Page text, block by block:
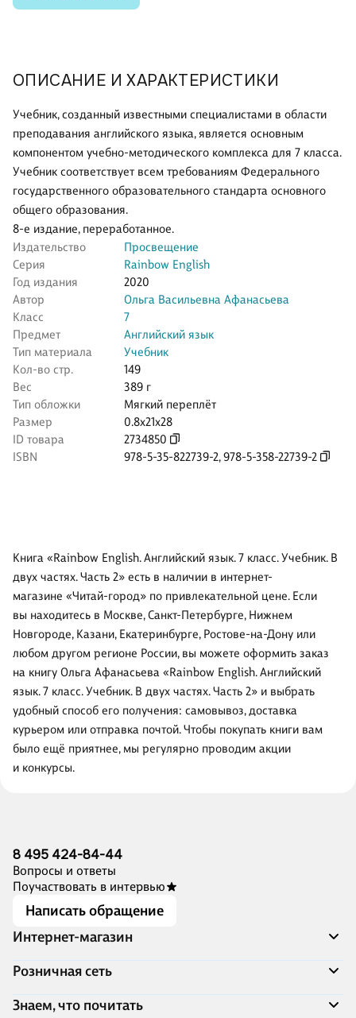
ОПИСАНИЕ И ХАРАКТЕРИСТИКИ
Учебник, созданный известными специалистами в области
преподавания английского языка, является основным
компонентом учебно-методического комплекса для 7 класса.
Учебник соответствует всем требованиям Федерального
государственного образовательного стандарта основного
общего образования.
8-е издание, переработанное.
Издательство
Просвещение
Серия
Rainbow English
Год издания
2020
Автор
Ольга Васильевна Афанасьева
Класс
7
Предмет
Английский язык
Тип материала
Учебник
Кол-во стр.
149
Вес
389 г
Тип обложки
Мягкий переплёт
Размер
0.8x21x28
ID товара
2734850
ISBN
978-5-35-822739-2,978-5-358-22739-2
Книга «Rainbow English. Английский язык. 7 класс. Учебник. В
двух частях. Часть 2» есть в наличии в интернет-
магазине «Читай-город» по привлекательной цене. Если
вы находитесь в Москве, Санкт-Петербурге, Нижнем
Новгороде, Казани, Екатеринбурге, Ростове-на-Дону или
любом другом регионе России, вы можете оформить заказ
на книгу Ольга Афанасьева «Rainbow English. Английский
язык. 7 класс. Учебник. В двух частях. Часть 2» и выбрать
удобный способ его получения: самовывоз, доставка
курьером или отправка почтой. Чтобы покупать книги вам
было ещё приятнее, мы регулярно проводим акции
и конкурсы.
8 495 424-84-44
Вопросы и ответы
Поучаствовать в интервью
Написать обращение
Интернет-магазин
Акции
Доставка и оплата
Розничная сеть
Адреса магазинов
Знаем, что почитать